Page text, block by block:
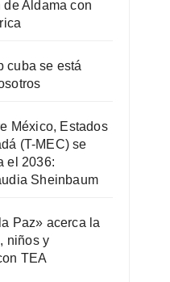
de Aldama con
cuba se está
México, Estados
(T-MEC) se
el 2036:
Sheinbaum
Paz» acerca la
niños y
TEA